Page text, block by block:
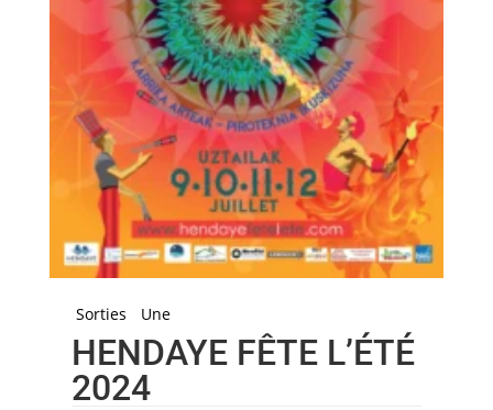
Sorties Une
HENDAYE FÊTE L’ÉTÉ
2024